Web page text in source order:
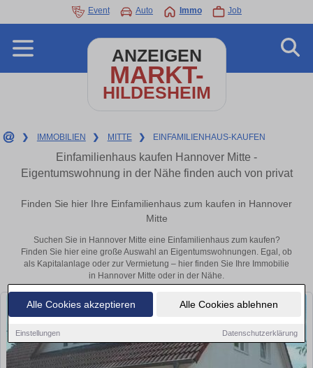
Alle Cookies akzeptieren Alle Cookies ablehnen
Einstellungen Datenschutzerklärung
Event Auto Immo Job
ANZEIGEN
MARKT-
HILDESHEIM
❯ IMMOBILIEN ❯ MITTE ❯ EINFAMILIENHAUS-KAUFEN
Einfamilienhaus kaufen Hannover Mitte -
Eigentumswohnung in der Nähe finden auch von privat
Finden Sie hier Ihre Einfamilienhaus zum kaufen in Hannover
Mitte
Suchen Sie in Hannover Mitte eine Einfamilienhaus zum kaufen?
Finden Sie hier eine große Auswahl an Eigentumswohnungen. Egal, ob
als Kapitalanlage oder zur Vermietung – hier finden Sie Ihre Immobilie
in Hannover Mitte oder in der Nähe.